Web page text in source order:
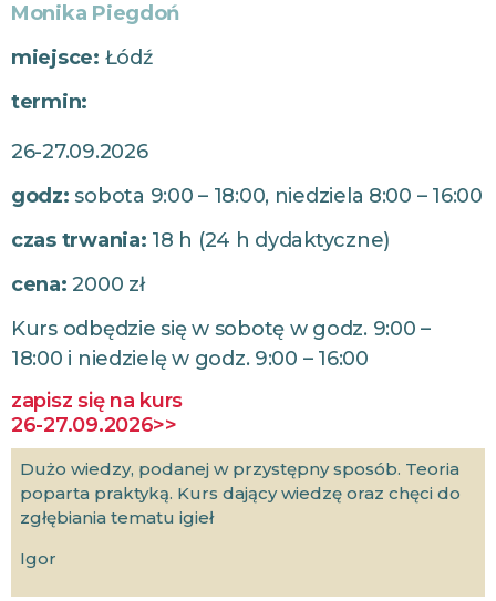
Monika Piegdoń
miejsce: Łódź
termin:
26-27.09.2026
godz: sobota 9:00 – 18:00, niedziela 8:00 – 16:00
czas trwania: 18 h (24 h dydaktyczne)
cena:2000 zł
Kurs odbędzie się w sobotę w godz. 9:00 –
18:00 i niedzielę w godz. 9:00 – 16:00
zapisz się na kurs
26-27.09.2026>>
Dużo wiedzy, podanej w przystępny sposób. Teoria
poparta praktyką. Kurs dający wiedzę oraz chęci do
zgłębiania tematu igieł
Igor